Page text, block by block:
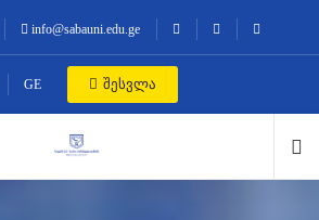
info@sabauni.edu.ge
GE შესვლა